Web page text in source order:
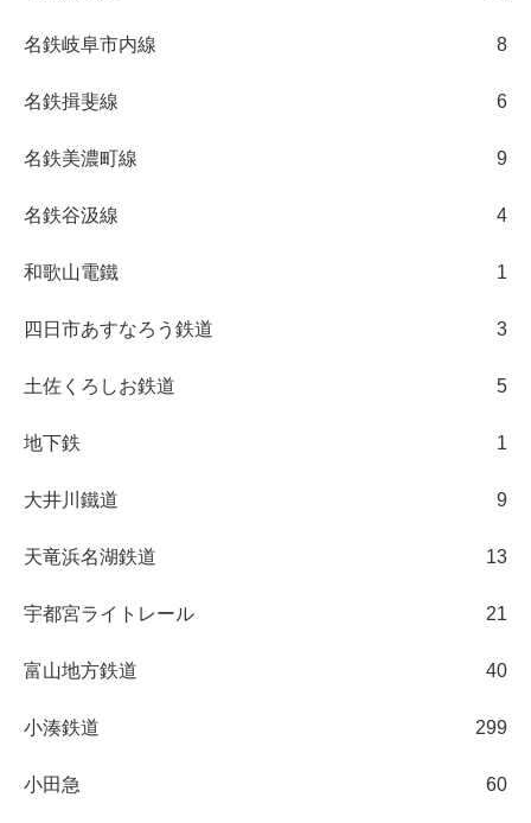
名鉄岐阜市内線 8
名鉄揖斐線 6
名鉄美濃町線 9
名鉄谷汲線 4
和歌山電鐵 1
四日市あすなろう鉄道 3
土佐くろしお鉄道 5
地下鉄 1
大井川鐵道 9
天竜浜名湖鉄道 13
宇都宮ライトレール 21
富山地方鉄道 40
小湊鉄道 299
小田急 60